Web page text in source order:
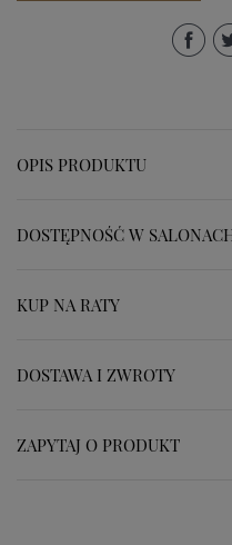
OPIS PRODUKTU
DOSTĘPNOŚĆ W
KUP NA RATY
DOSTAWA I ZWROTY
ZAPYTAJ O PRODUKT